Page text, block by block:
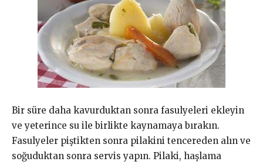
Bir süre daha kavurduktan sonra fasulyeleri ekleyin
ve yeterince su ile birlikte kaynamaya bırakın.
Fasulyeler piştikten sonra pilakini tencereden alın ve
soğuduktan sonra servis yapın. Pilaki, haşlama